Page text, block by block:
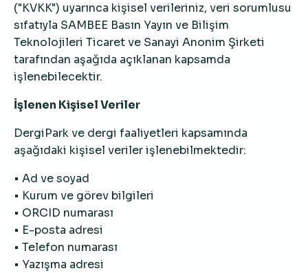
("KVKK") uyarınca kişisel verileriniz, veri sorumlusu
sıfatıyla SAMBEE Basın Yayın ve Bilişim
Teknolojileri Ticaret ve Sanayi Anonim Şirketi
tarafından aşağıda açıklanan kapsamda
işlenebilecektir.
İşlenen Kişisel Veriler
DergiPark ve dergi faaliyetleri kapsamında
aşağıdaki kişisel veriler işlenebilmektedir:
• Ad ve soyad
• Kurum ve görev bilgileri
• ORCID numarası
• E-posta adresi
• Telefon numarası
• Yazışma adresi